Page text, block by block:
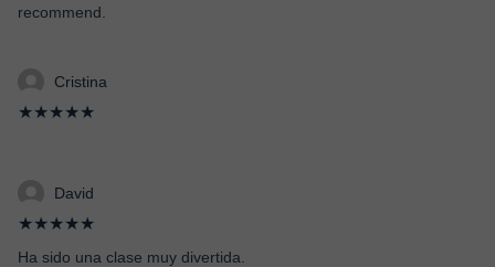
recommend.
Cristina
★★★★★
David
★★★★★
Ha sido una clase muy divertida.